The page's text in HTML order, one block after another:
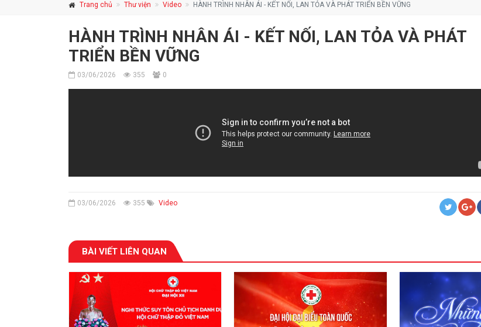
Trang chủ Thư viện Video HÀNH TRÌNH NHÂN ÁI - KẾT NỐI, LAN TỎA VÀ PHÁT TRIỂN BỀN VỮNG
HÀNH TRÌNH NHÂN ÁI - KẾT NỐI, LAN TỎA VÀ PHÁT
TRIỂN BỀN VỮNG
03/06/2026 355 0
03/06/2026 355 Video
BÀI VIẾT LIÊN QUAN